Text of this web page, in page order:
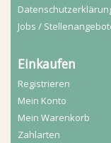
Jobs /
Einkaufen
Registrieren
Mein Konto
Mein Warenkorb
Zahlarten